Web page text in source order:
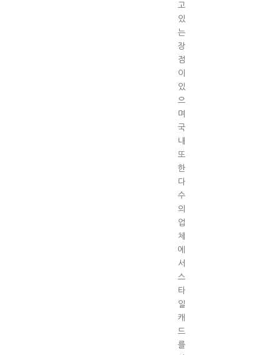
고
있
는
장
점
이
있
으
며
국
내
또
한
다
수
의
업
체
에
서
스
타
일
캐
드
를